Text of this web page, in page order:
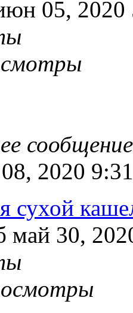
05, 2020
2020
сухой
май 30,